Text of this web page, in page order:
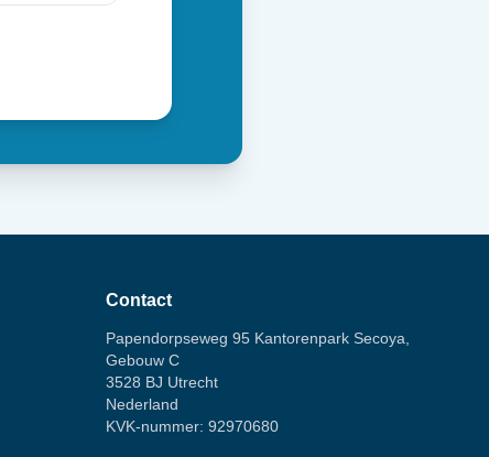
Contact
Papendorpseweg 95 Kantorenpark Secoya,
Gebouw C
3528 BJ Utrecht
Nederland
KVK-nummer: 92970680